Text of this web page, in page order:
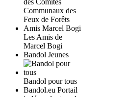
des Comités
Communaux des
Feux de Forêts
Amis Marcel Bogi
Les Amis de
Marcel Bogi
Bandol Jeunes
Bandol pour tous
Bandol.eu Portail